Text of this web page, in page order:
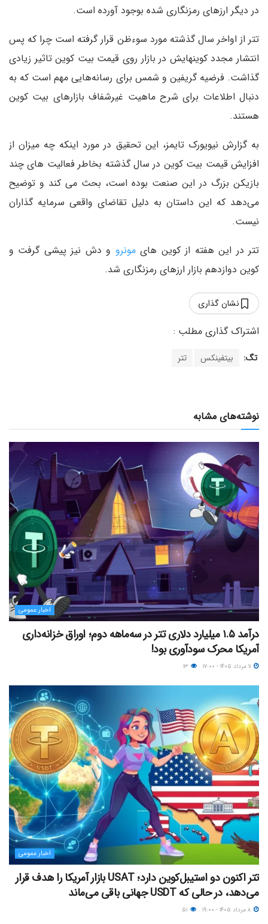
در دیگر ارزهای رمزنگاری شده بوجود آورده است.
تتر از اواخر سال گذشته مورد سوءظن قرار گرفته است چرا که پس
انتشار مجدد کوین‎هایش در بازار روی قیمت بیت کوین تاثیر زیادی
گذاشت. فرضیه گریفین و شمس برای رسانه‌هایی مهم است که به
دنبال اطلاعات برای شرح ماهیت غیرشفاف بازارهای بیت کوین
هستند.
به گزارش نیویورک تایمز، این تحقیق در مورد اینکه چه میزان از
افزایش قیمت بیت کوین در سال گذشته بخاطر فعالیت های چند
بازیکن بزرگ در این صنعت بوده است، بحث می کند و توضیح
می‌دهد که این داستان به دلیل تقاضای واقعی سرمایه گذاران
نیست.
تتر در این هفته از کوین هایمونرو و دش نیز پیشی گرفت و
کوین دوازدهم بازار ارزهای رمزنگاری شد.
نشان گذاری
تگ: بیتفینکس تتر
نوشته‌های مشابه
اخبار عمومی
درآمد ۱.۵ میلیارد دلاری تتر در سه‌ماهه دوم؛ اوراق خزانه‌داری
آمریکا محرک سودآوری بود!
اخبار عمومی
تتر اکنون دو استیبل‌کوین دارد؛ USAT بازار آمریکا را هدف قرار
می‌دهد، در حالی که USDT جهانی باقی می‌ماند